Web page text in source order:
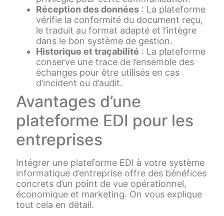
Réception des données : La plateforme
vérifie la conformité du document reçu,
le traduit au format adapté et l’intègre
dans le bon système de gestion.
Historique et traçabilité : La plateforme
conserve une trace de l’ensemble des
échanges pour être utilisés en cas
d’incident ou d’audit.
Avantages d’une
plateforme EDI pour les
entreprises
Intégrer une plateforme EDI à votre système
informatique d’entreprise offre des bénéfices
concrets d’un point de vue opérationnel,
économique et marketing. On vous explique
tout cela en détail.